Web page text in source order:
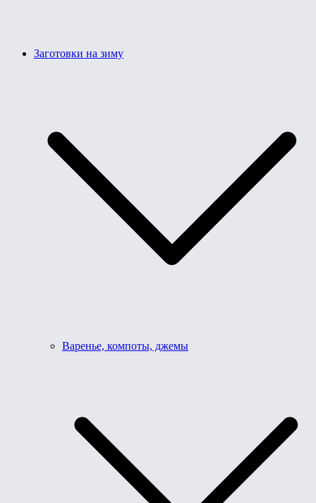
Заготовки на зиму
Варенье, компоты, джемы